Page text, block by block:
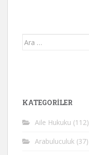
Arama
KATEGORİLER
Aile Hukuku (112)
Arabuluculuk (37)